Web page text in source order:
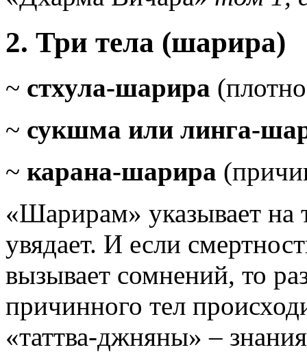
2. Три тела (шарира)
~ стхула-шарира
~ сукшма или линга-
~ карана-шарира
«Шарирам» указывает на
увядает. И если
вызывает сомнений, то
причинного тел
«таттва-джняны» –